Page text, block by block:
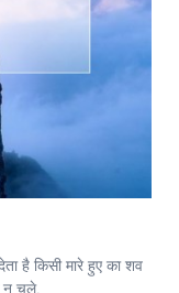
है किसी मारे हुए का शव
न चले,